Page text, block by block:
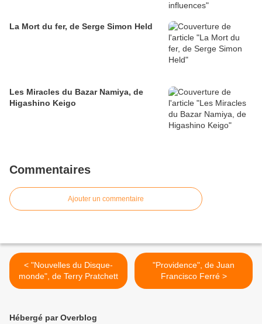
La Mort du fer, de Serge Simon Held
Les Miracles du Bazar Namiya, de
Higashino Keigo
Commentaires
Ajouter un commentaire
< "Nouvelles du Disque-
monde", de Terry Pratchett
"Providence", de Juan
Francisco Ferré >
Hébergé par Overblog